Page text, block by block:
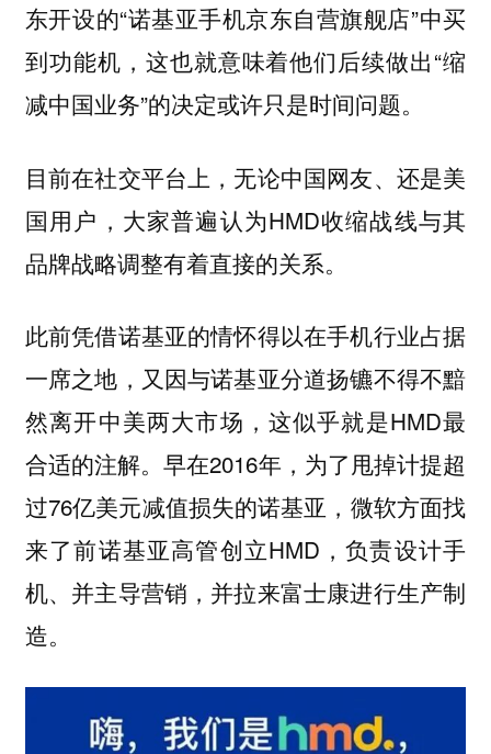
东开设的“诺基亚手机京东自营旗舰店”中买
到功能机，这也就意味着他们后续做出“缩
减中国业务”的决定或许只是时间问题。
目前在社交平台上，无论中国网友、还是美
国用户，大家普遍认为HMD收缩战线与其
品牌战略调整有着直接的关系。
此前凭借诺基亚的情怀得以在手机行业占据
一席之地，又因与诺基亚分道扬镳不得不黯
然离开中美两大市场，这似乎就是HMD最
合适的注解。早在2016年，为了甩掉计提超
过76亿美元减值损失的诺基亚，微软方面找
来了前诺基亚高管创立HMD，负责设计手
机、并主导营销，并拉来富士康进行生产制
造。